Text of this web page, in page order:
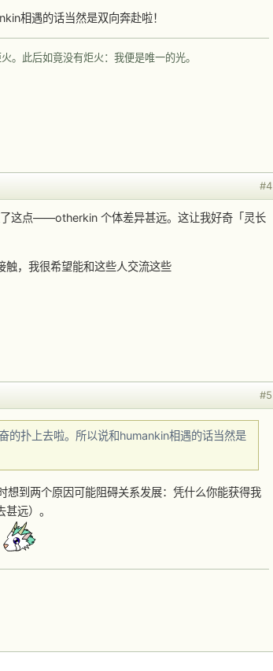
相遇的话当然是双向奔赴啦！
。此后如竟没有炬火：我便是唯一的光。
#4
这点——otherkin 个体差异甚远。这让我好奇「灵长
触，我很希望能和这些人交流这些
#5
扑上去啦。所以说和humankin相遇的话当然是
到两个原因可能阻碍关系发展：凭什么你能获得我
远）。